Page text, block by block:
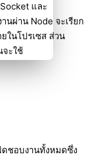
และ
นผ่าน Node จะเรียก
ในโปรเซส ส่วน
ะใช้
ดชอบงานทั้งหมดซึ่ง